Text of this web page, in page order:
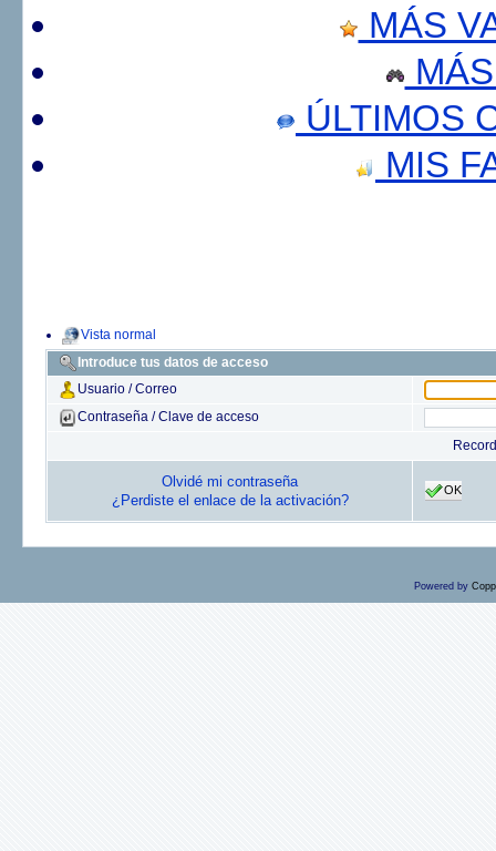
MÁS
ÚLTIMOS
MIS
Vista normal
Introduce tus datos de acceso
Usuario / Correo
Contraseña / Clave de acceso
Olvidé mi contraseña
¿Perdiste el enlace de la activación?
OK
Powered by